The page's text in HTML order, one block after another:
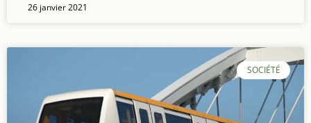
26 janvier 2021
SOCIÉTÉ